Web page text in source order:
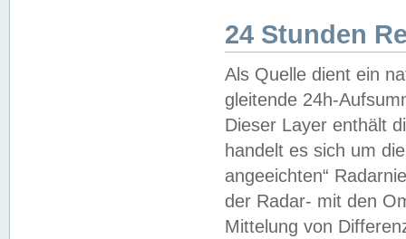
24 Stunden
Als Quelle dient ein
gleitende 24h-
Dieser Layer enthält
handelt es sich um
angeeichten“
der Radar- mit den
Mittelung von